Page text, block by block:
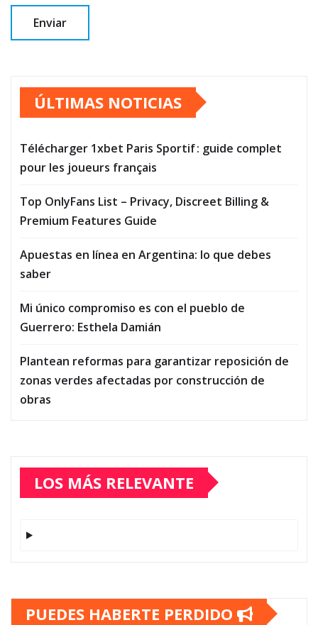
ÚLTIMAS NOTICIAS
Télécharger 1xbet Paris Sportif : guide complet
pour les joueurs français
Top OnlyFans List – Privacy, Discreet Billing &
Premium Features Guide
Apuestas en línea en Argentina: lo que debes
saber
Mi único compromiso es con el pueblo de
Guerrero: Esthela Damián
Plantean reformas para garantizar reposición de
zonas verdes afectadas por construcción de
obras
LOS MÁS RELEVANTE
PUEDES HABERTE PERDIDO